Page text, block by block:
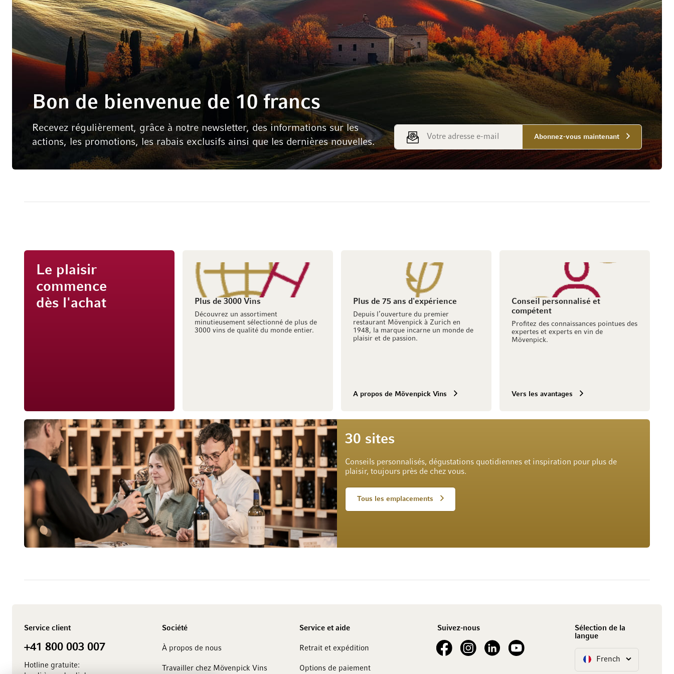
Bon de bienvenue de 10 francs
Recevez régulièrement, grâce à notre newsletter, des informations sur les
actions, les promotions, les rabais exclusifs ainsi que les dernières nouvelles.
Adresse e-mail
Abonnez-vous maintenant
Le plaisir
commence
dès l'achat
Plus de 3000 Vins
Découvrez un assortiment
minutieusement sélectionné de plus de
3000 vins de qualité du monde entier.
Plus de 75 ans d'expérience
Depuis l’ouverture du premier
restaurant Mövenpick à Zurich en
1948, la marque incarne un monde de
plaisir et de passion.
A propos de Mövenpick Vins
Conseil personnalisé et
compétent
Profitez des connaissances pointues des
expertes et experts en vin de
Mövenpick.
Vers les avantages
30 sites
Conseils personnalisés, dégustations quotidiennes et inspiration pour plus de
plaisir, toujours près de chez vous.
Tous les emplacements
Service client
+41 800 003 007
Hotline gratuite:
Société
À propos de nous
Travailler chez Mövenpick Vins
Service et aide
Retrait et expédition
Options de paiement
Suivez-nous
See our FacebookSee our Instagram account
See our LinkedInSee our YouTube channel
Sélection de la
langue
LangueFrench